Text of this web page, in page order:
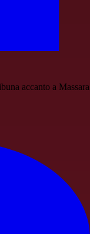
accanto a Massara